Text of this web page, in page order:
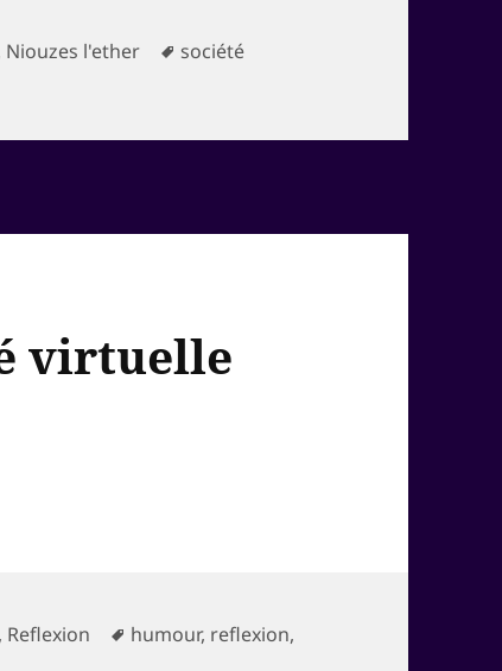
Niouzes l'ether
Mots-
société
virtuelle
, Reflexion
Mots-
humour, reflexion,
réalité virtuelle